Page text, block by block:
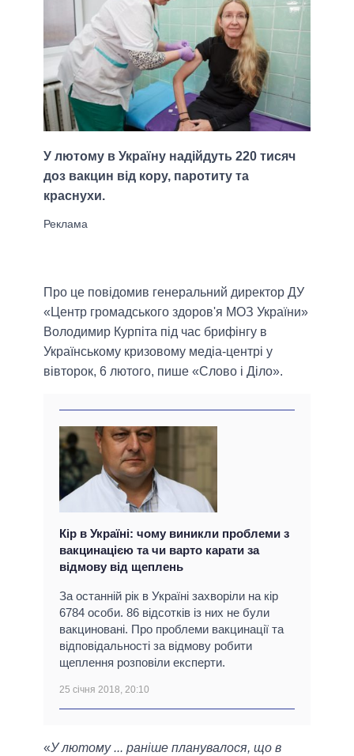
У лютому в Україну надійдуть 220 тисяч
доз вакцин від кору, паротиту та
краснухи.
Про це повідомив генеральний директор ДУ
«Центр громадського здоров'я МОЗ України»
Володимир Курпіта під час брифінгу в
Українському кризовому медіа-центрі у
вівторок, 6 лютого, пише «Слово і Діло».
Кір в Україні: чому виникли проблеми з
вакцинацією та чи варто карати за
відмову від щеплень
За останній рік в Україні захворіли на кір
6784 особи. 86 відсотків із них не були
вакциновані. Про проблеми вакцинації та
відповідальності за відмову робити
щеплення розповіли експерти.
25 січня 2018, 20:10
«У лютому ... раніше планувалося, що в